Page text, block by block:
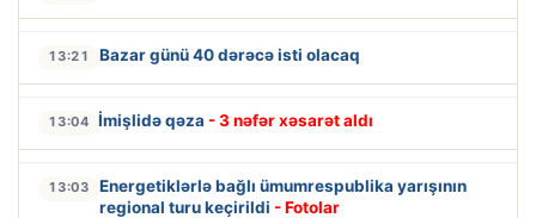
13:21 Bazar günü 40 dərəcə isti olacaq
13:04 İmişlidə qəza - 3 nəfər xəsarət aldı
13:03
Energetiklərlə bağlı ümumrespublika yarışının
regional turu keçirildi - Fotolar